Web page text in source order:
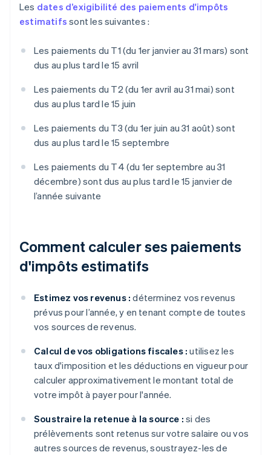
Les dates d’exigibilité des paiements d'impôts
estimatifs sont les suivantes :
Les paiements du T1 (du 1er janvier au 31 mars) sont
dus au plus tard le 15 avril
Les paiements du T2 (du 1er avril au 31 mai) sont
dus au plus tard le 15 juin
Les paiements du T3 (du 1er juin au 31 août) sont
dus au plus tard le 15 septembre
Les paiements du T4 (du 1er septembre au 31
décembre) sont dus au plus tard le 15 janvier de
l’année suivante
Comment calculer ses paiements
d'impôts estimatifs
Estimez vos revenus : déterminez vos revenus
prévus pour l’année, y en tenant compte de toutes
vos sources de revenus.
Calcul de vos obligations fiscales : utilisez les
taux d'imposition et les déductions en vigueur pour
calculer approximativement le montant total de
votre impôt à payer pour l'année.
Soustraire la retenue à la source : si des
prélèvements sont retenus sur votre salaire ou vos
autres sources de revenus, soustrayez-les de